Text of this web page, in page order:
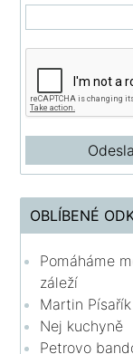
OBLÍBENÉ
Pomáháme
záleží
Martin Písařík
Nej kuchyně
Petrovo